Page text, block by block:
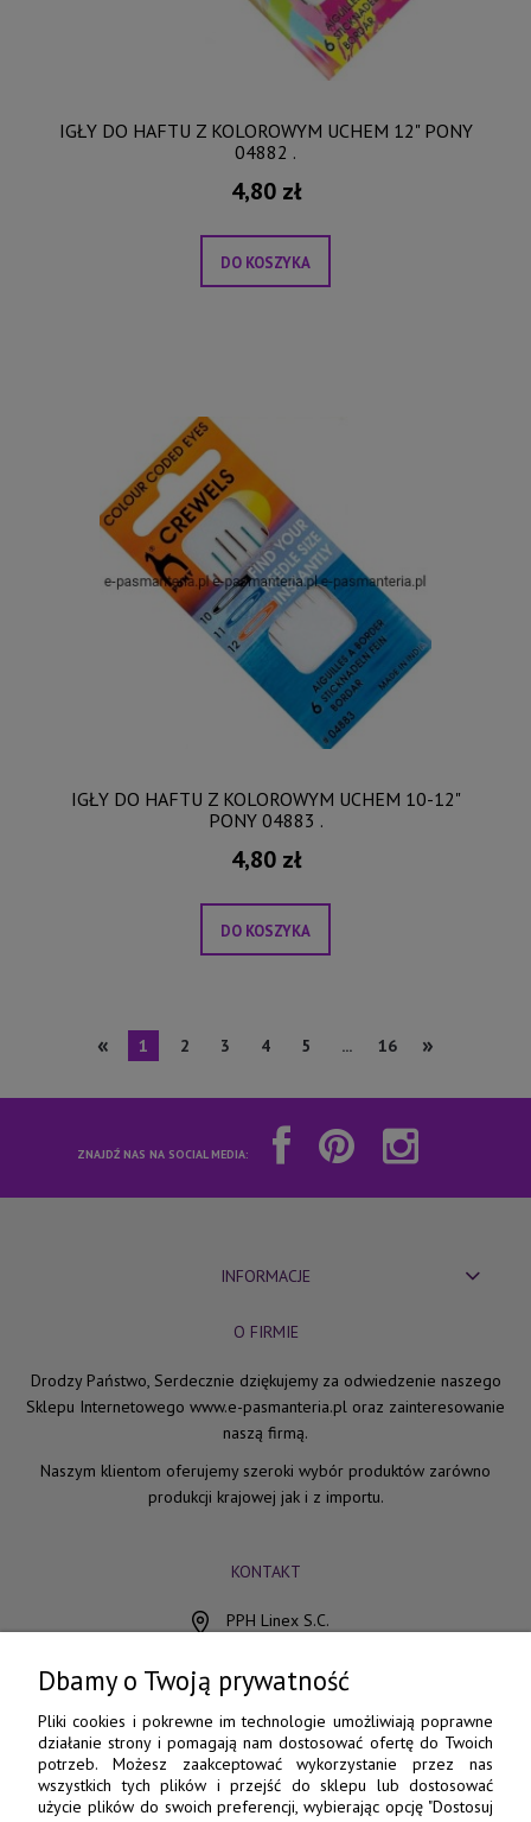
IGŁY DO HAFTU Z KOLOROWYM UCHEM 12" PONY
04882 .
4,80 zł
DO KOSZYKA
IGŁY DO HAFTU Z KOLOROWYM UCHEM 10-12"
PONY 04883 .
4,80 zł
DO KOSZYKA
« 1 2 3 4 5 ... 16 »
ZNAJDŹ NAS NA SOCIAL MEDIA:
INFORMACJE
O FIRMIE
Drodzy Państwo, Serdecznie dziękujemy za odwiedzenie naszego
Sklepu Internetowego www.e-pasmanteria.pl oraz zainteresowanie
naszą firmą.
Naszym klientom oferujemy szeroki wybór produktów zarówno
produkcji krajowej jak i z importu.
KONTAKT
PPH Linex S.C.
85-078 Bydgoszcz
798 560 760
52 345 73 17
e-pasmanteria@e-pasmanteria.home.pl
Dbamy o Twoją prywatność
Pliki cookies i pokrewne im technologie umożliwiają poprawne
działanie strony i pomagają nam dostosować ofertę do Twoich
potrzeb. Możesz zaakceptować wykorzystanie przez nas
wszystkich tych plików i przejść do sklepu lub dostosować
użycie plików do swoich preferencji, wybierając opcję "Dostosuj